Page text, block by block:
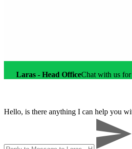
Laras - Head OfficeChat with us
Hello, is there anything I can help you